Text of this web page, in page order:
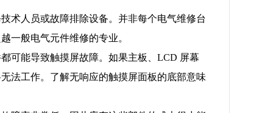
术人员或故障排除设备。并非每个电气维修台
一般电气元件维修的专业。
可能导致触摸屏故障。如果主板、LCD 屏幕
法工作。了解无响应的触摸屏面板的底部意味